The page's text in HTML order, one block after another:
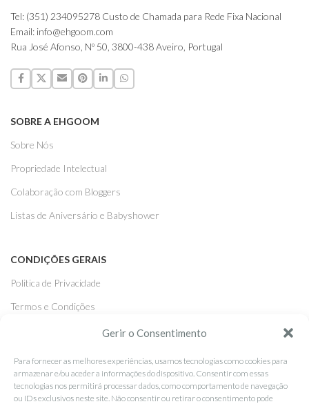
Gerir o Consentimento
Para fornecer as melhores experiências, usamos tecnologias como cookies para
armazenar e/ou aceder a informações do dispositivo. Consentir com essas
tecnologias nos permitirá processar dados, como comportamento de navegação
ou IDs exclusivos neste site. Não consentir ou retirar o consentimento pode
Tel: (351) 234095278 Custo de Chamada para Rede Fixa Nacional
Email: info@ehgoom.com
Rua José Afonso, Nº 50, 3800-438 Aveiro, Portugal
SOBRE A EHGOOM
Sobre Nós
Propriedade Intelectual
Colaboração com Bloggers
Listas de Aniversário e Babyshower
CONDIÇÕES GERAIS
Politica de Privacidade
Termos e Condições
APOIO AO CLIENTE